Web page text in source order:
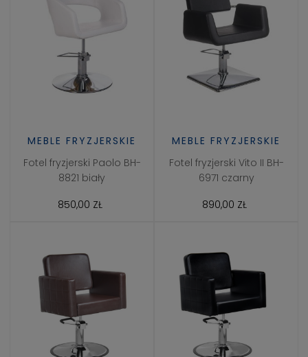
MEBLE FRYZJERSKIE
Fotel fryzjerski Paolo BH-
8821 biały
850,00 ZŁ
MEBLE FRYZJERSKIE
Fotel fryzjerski Vito II BH-
6971 czarny
890,00 ZŁ